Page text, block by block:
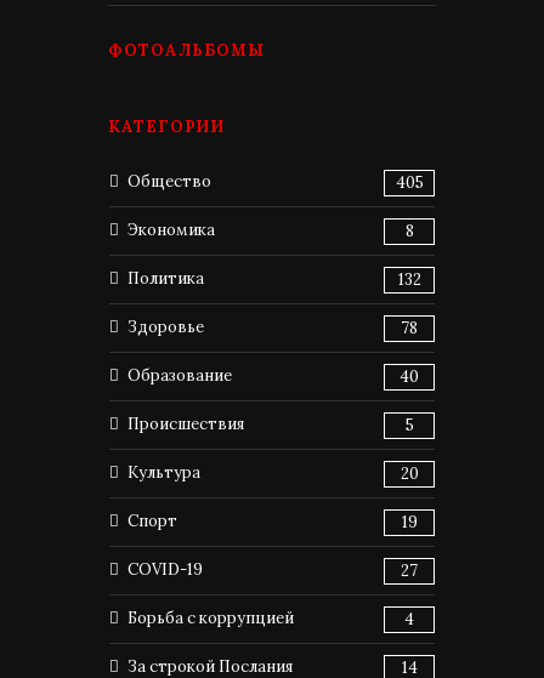
ФОТОАЛЬБОМЫ
КАТЕГОРИИ
Общество 405
Экономика 8
Политика 132
Здоровье 78
Образование 40
Происшествия 5
Культура 20
Спорт 19
COVID-19 27
Борьба с коррупцией 4
За строкой Послания 14